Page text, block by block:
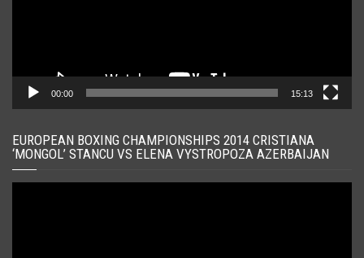
00:00 15:13
EUROPEAN BOXING CHAMPIONSHIPS 2014 CRISTIANA
‘MONGOL’ STANCU VS ELENA VYSTROPOZA AZERBAIJAN